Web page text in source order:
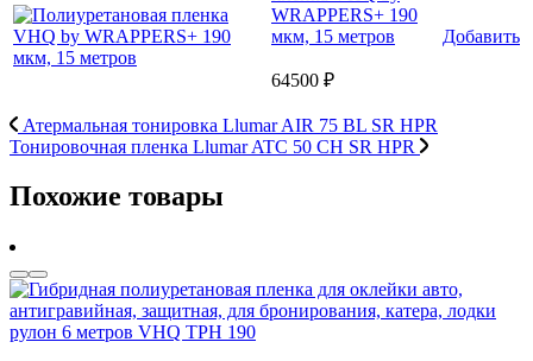
WRAPPERS+ 190
мкм, 15 метров
64500 ₽
Добавить
Атермальная тонировка Llumar AIR 75 BL SR HPR
Тонировочная пленка Llumar ATC 50 CH SR HPR
Похожие товары